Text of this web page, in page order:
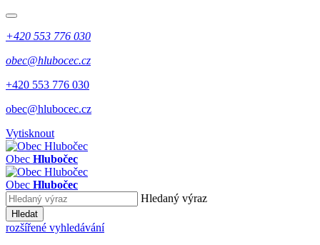
+420 553 776 030
obec@hlubocec.cz
+420 553 776 030
obec@hlubocec.cz
Vytisknout
Obec Hlubočec
Obec Hlubočec
Hledaný výraz
Hledat
rozšířené vyhledávání